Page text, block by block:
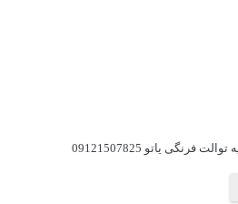
فرنگی یاتو 09121507825